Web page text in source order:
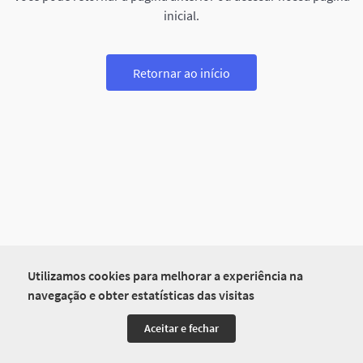
Utilizamos cookies para melhorar a experiência na
navegação e obter estatísticas das visitas
Aceitar e fechar
inicial.
Retornar ao início